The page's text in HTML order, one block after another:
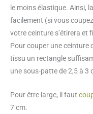
le moins élastique. Ainsi,
facilement (si vous
votre ceinture s’étirera et
Pour couper une ceinture
tissu un rectangle
une sous-patte de 2,5 à 3
Pour être large, il faut
7 cm.